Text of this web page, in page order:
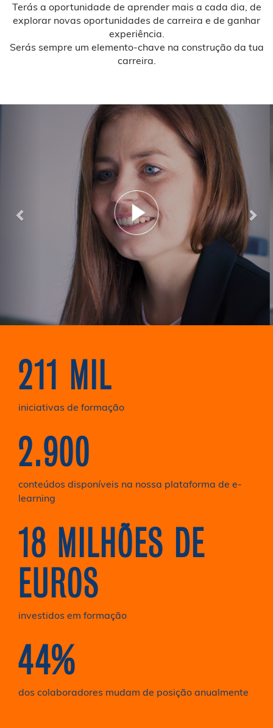
Terás a oportunidade de aprender mais a cada dia, de
explorar novas oportunidades de carreira e de ganhar
experiência.
Serás sempre um elemento-chave na construção da tua
carreira.
211 MIL
iniciativas de formação
2.900
conteúdos disponíveis na nossa plataforma de e-
learning
18 MILHÕES DE
EUROS
investidos em formação
44%
dos colaboradores mudam de posição anualmente